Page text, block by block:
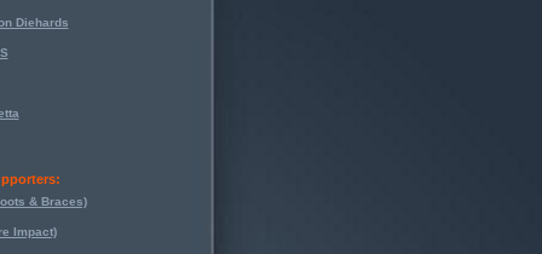
Diehards
& Braces)
Impact)